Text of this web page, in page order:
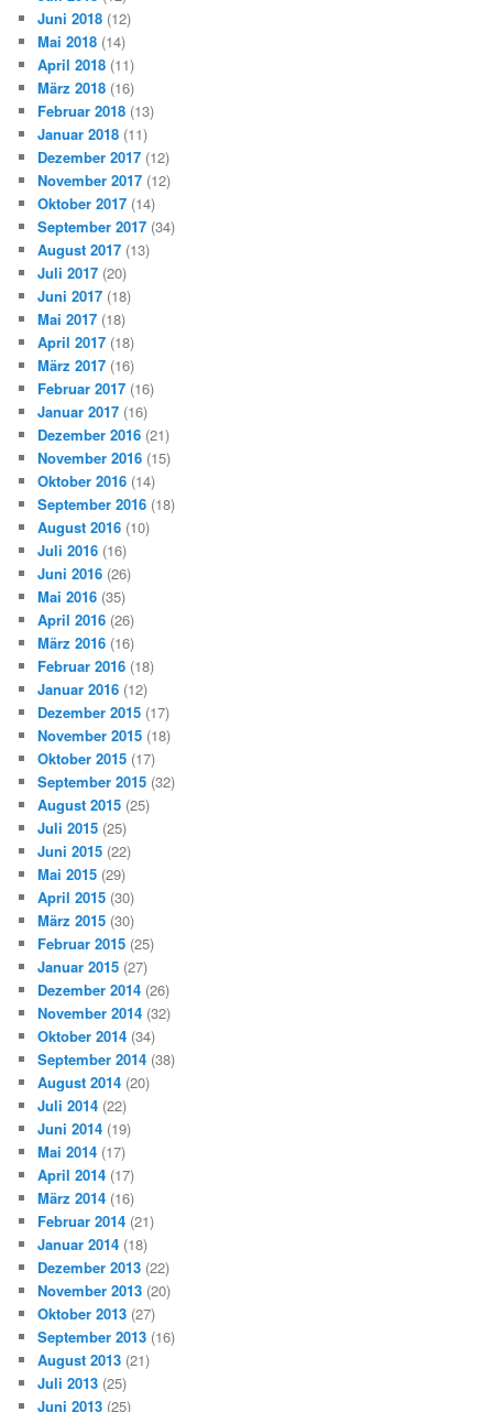
Juni 2018 (12)
Mai 2018 (14)
April 2018 (11)
März 2018 (16)
Februar 2018 (13)
Januar 2018 (11)
Dezember 2017 (12)
November 2017 (12)
Oktober 2017 (14)
September 2017 (34)
August 2017 (13)
Juli 2017 (20)
Juni 2017 (18)
Mai 2017 (18)
April 2017 (18)
März 2017 (16)
Februar 2017 (16)
Januar 2017 (16)
Dezember 2016 (21)
November 2016 (15)
Oktober 2016 (14)
September 2016 (18)
August 2016 (10)
Juli 2016 (16)
Juni 2016 (26)
Mai 2016 (35)
April 2016 (26)
März 2016 (16)
Februar 2016 (18)
Januar 2016 (12)
Dezember 2015 (17)
November 2015 (18)
Oktober 2015 (17)
September 2015 (32)
August 2015 (25)
Juli 2015 (25)
Juni 2015 (22)
Mai 2015 (29)
April 2015 (30)
März 2015 (30)
Februar 2015 (25)
Januar 2015 (27)
Dezember 2014 (26)
November 2014 (32)
Oktober 2014 (34)
September 2014 (38)
August 2014 (20)
Juli 2014 (22)
Juni 2014 (19)
Mai 2014 (17)
April 2014 (17)
März 2014 (16)
Februar 2014 (21)
Januar 2014 (18)
Dezember 2013 (22)
November 2013 (20)
Oktober 2013 (27)
September 2013 (16)
August 2013 (21)
Juli 2013 (25)
Juni 2013 (25)